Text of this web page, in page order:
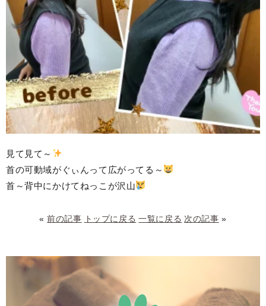
見て見て～
首の可動域がぐぃんって広がってる～
首～背中にかけてねっこが沢山
«前の記事 トップに戻る 一覧に戻る 次の記事 »